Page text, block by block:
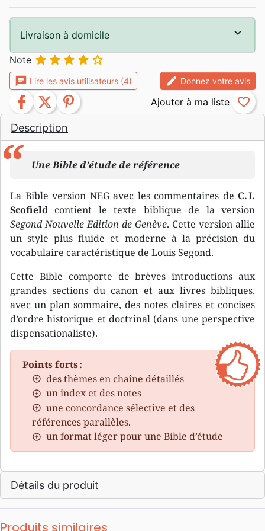
Description
Une Bible d’étude de référence
La Bible version NEG avec les commentaires de C. I.
Scofieldcontient le texte biblique de la version
Segond Nouvelle Edition de Genève. Cette version allie
un style plus fluide et moderne à la précision du
vocabulaire caractéristique de Louis Segond.
Cette Bible comporte de brèves introductions aux
grandes sections du canon et aux livres bibliques,
avec un plan sommaire, des notes claires et concises
d’ordre historique et doctrinal (dans une perspective
dispensationaliste).
Points forts :
des thèmes en chaîne détaillés
un index et des notes
une concordance sélective et des
références parallèles.
un format léger pour une Bible d’étude
Détails du produit
Livraison à domicile
Note     
chat Lire les avis utilisateurs (4) edit Donnez votre avis
facebook twitter pinterest favorite_border
Produits similaires